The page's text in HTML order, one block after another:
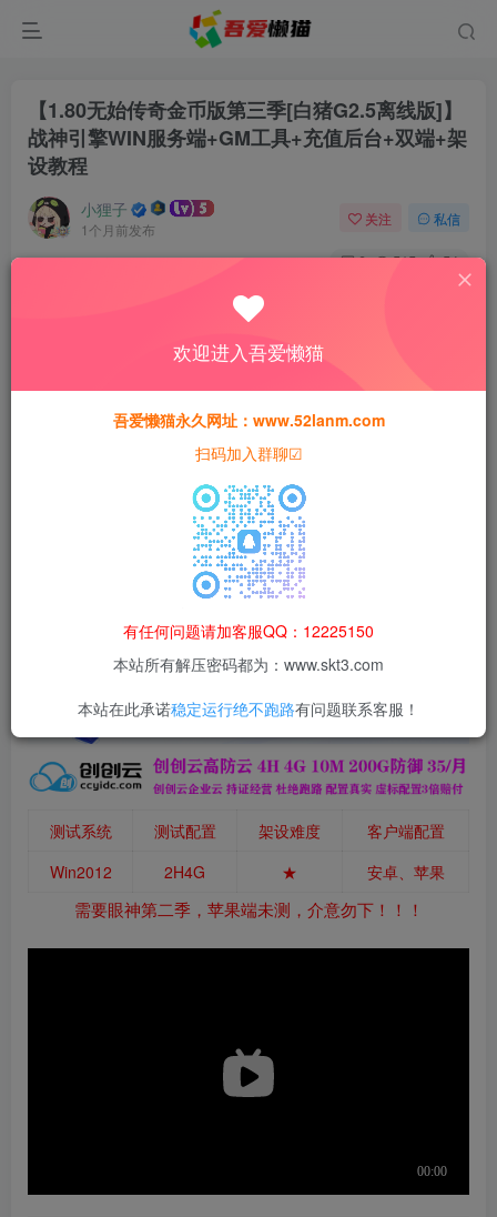
【1.80无始传奇金币版第三季[白猪G2.5离线版]】
战神引擎WIN服务端+GM工具+充值后台+双端+架
设教程
小狸子
1个月前发布
关注 私信
0 515 54
此内容为付费阅读，请付费后查看
猫粮 300
240
本站所有资源均为网络收集整理而来，仅供学习研究使用，请在下
载后24h内删除，谢谢合作！
本站资源仅用于学习交流，禁止商业运营与违法、侵权
等非法行为；资源下载后请于 24 小时内删除，违规后
果由使用者自行承担。
测试系统 测试配置 架设难度
客户端配置
Win2012
2H4G ★ 安卓、苹果
需要眼神第二季，苹果端未测，介意勿下！！！
欢迎进入吾爱懒猫
吾爱懒猫永久网址：www.52lanm.com
扫码加入群聊☑
有任何问题请加客服QQ：12225150
本站所有解压密码都为：www.skt3.com
本站在此承诺稳定运行绝不跑路有问题联系客服！